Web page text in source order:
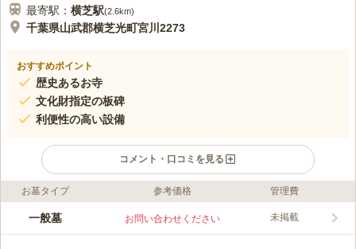
最寄駅： 横芝駅(2.6km)
千葉県山武郡横芝光町宮川2273
おすすめポイント
歴史あるお寺
文化財指定の板碑
利便性の高い設備
コメント・口コミを見る
口コミ評価
この霊園はまだ誰からも評価されていません。
お墓タイプ 参考価格 管理費
一般墓 お問い合わせください 未掲載